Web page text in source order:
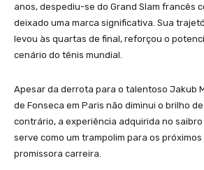
anos, despediu-se do Grand Slam francês
deixado uma marca significativa. Sua
levou às quartas de final, reforçou o
cenário do tênis mundial.
Apesar da derrota para o talentoso Jakub
de Fonseca em Paris não diminui o brilho
contrário, a experiência adquirida no saibro
serve como um trampolim para os
promissora carreira.